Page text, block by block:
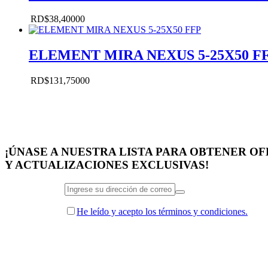
RD$38,40000
ELEMENT MIRA NEXUS 5-25X50
RD$131,75000
¡ÚNASE A NUESTRA LISTA PARA OBTENER
Y ACTUALIZACIONES EXCLUSIVAS!
He leído y acepto los términos y condiciones.